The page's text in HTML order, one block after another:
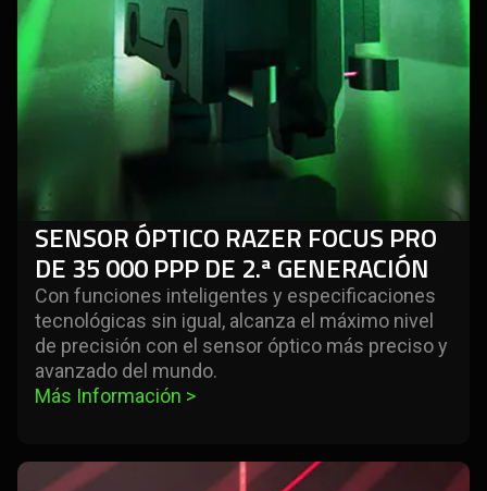
de
35 000 ppp
de
2.ª
generación
SENSOR ÓPTICO RAZER FOCUS PRO
DE 35 000 PPP DE 2.ª GENERACIÓN
Con funciones inteligentes y especificaciones
tecnológicas sin igual, alcanza el máximo nivel
de precisión con el sensor óptico más preciso y
avanzado del mundo.
Más Información >
learn